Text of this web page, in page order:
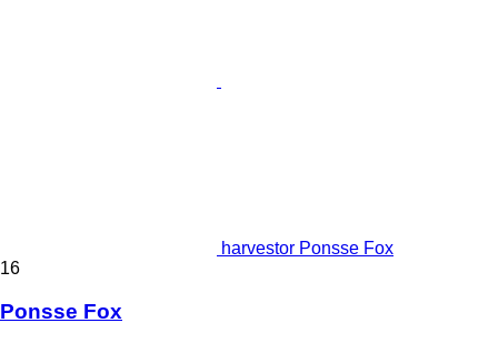
harvestor Ponsse Fox
16
Ponsse Fox